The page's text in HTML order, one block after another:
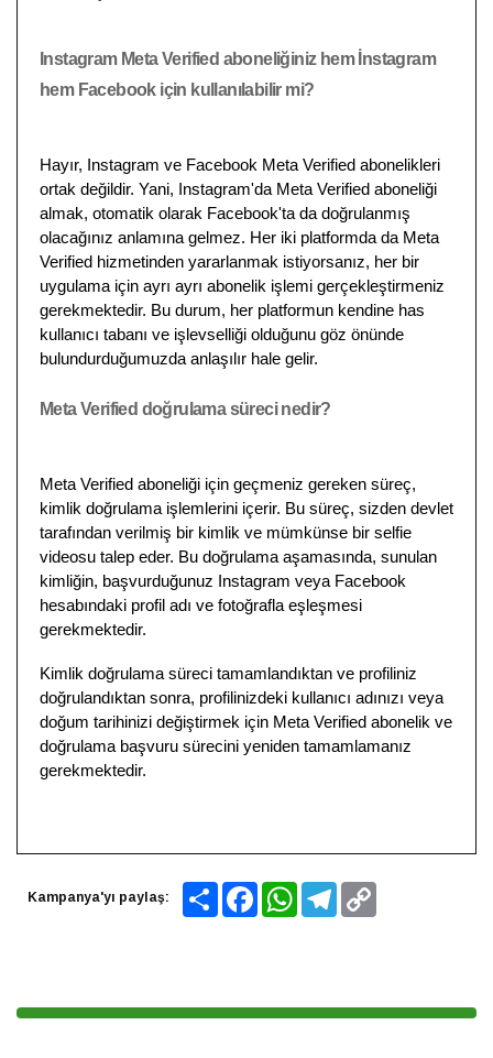
Instagram Meta Verified aboneliğiniz hem İnstagram
hem Facebook için kullanılabilir mi?
Hayır, Instagram ve Facebook Meta Verified abonelikleri
ortak değildir. Yani, Instagram'da Meta Verified aboneliği
almak, otomatik olarak Facebook'ta da doğrulanmış
olacağınız anlamına gelmez. Her iki platformda da Meta
Verified hizmetinden yararlanmak istiyorsanız, her bir
uygulama için ayrı ayrı abonelik işlemi gerçekleştirmeniz
gerekmektedir. Bu durum, her platformun kendine has
kullanıcı tabanı ve işlevselliği olduğunu göz önünde
bulundurduğumuzda anlaşılır hale gelir.
Meta Verified doğrulama süreci nedir?
Meta Verified aboneliği için geçmeniz gereken süreç,
kimlik doğrulama işlemlerini içerir. Bu süreç, sizden devlet
tarafından verilmiş bir kimlik ve mümkünse bir selfie
videosu talep eder. Bu doğrulama aşamasında, sunulan
kimliğin, başvurduğunuz Instagram veya Facebook
hesabındaki profil adı ve fotoğrafla eşleşmesi
gerekmektedir.
Kimlik doğrulama süreci tamamlandıktan ve profiliniz
doğrulandıktan sonra, profilinizdeki kullanıcı adınızı veya
doğum tarihinizi değiştirmek için Meta Verified abonelik ve
doğrulama başvuru sürecini yeniden tamamlamanız
gerekmektedir.
Kampanya'yı paylaş: Share FacebookWhatsAppTelegram